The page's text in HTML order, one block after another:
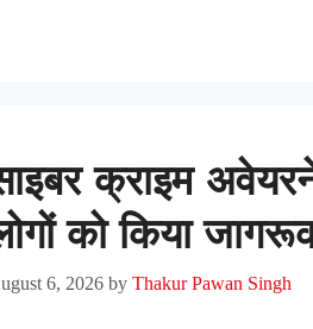
क्राइम
को किया
6, 2026 by Thakur Pawan Singh